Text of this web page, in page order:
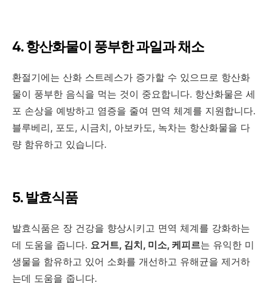
4. 항산화물이 풍부한 과일과 채소
환절기에는 산화 스트레스가 증가할 수 있으므로 항산화
물이 풍부한 음식을 먹는 것이 중요합니다. 항산화물은 세
포 손상을 예방하고 염증을 줄여 면역 체계를 지원합니다.
블루베리, 포도, 시금치, 아보카도, 녹차는 항산화물을 다
량 함유하고 있습니다.
5. 발효식품
발효식품은 장 건강을 향상시키고 면역 체계를 강화하는
데 도움을 줍니다. 요거트, 김치, 미소, 케피르는 유익한 미
생물을 함유하고 있어 소화를 개선하고 유해균을 제거하
는데 도움을 줍니다.